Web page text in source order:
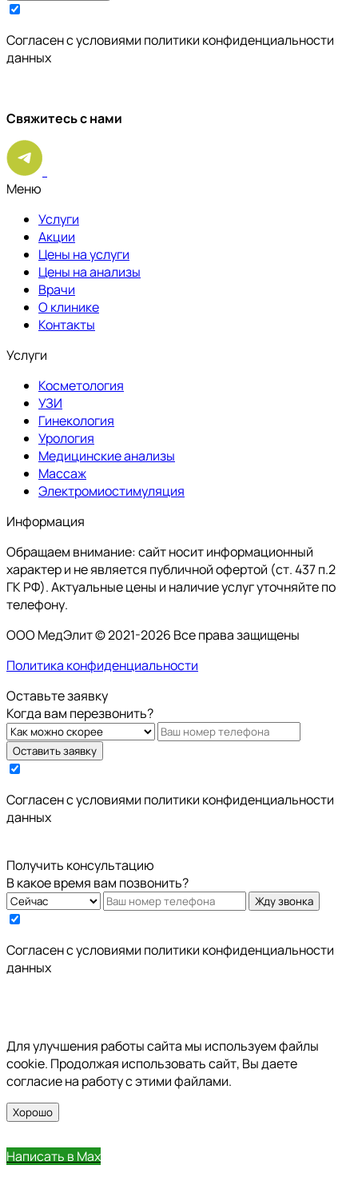
Согласен с условиями политики конфиденциальности
данных
Свяжитесь с нами
Меню
Услуги
Акции
Цены на услуги
Цены на анализы
Врачи
О клинике
Контакты
Услуги
Косметология
УЗИ
Гинекология
Урология
Медицинские анализы
Массаж
Электромиостимуляция
Информация
Обращаем внимание: сайт носит информационный
характер и не является публичной офертой (ст. 437 п.2
ГК РФ). Актуальные цены и наличие услуг уточняйте по
телефону.
ООО МедЭлит © 2021-2026 Все права защищены
Политика конфиденциальности
Оставьте заявку
Когда вам перезвонить?
Оставить заявку
Cогласен с условиями политики конфиденциальности
данных
Получить консультацию
В какое время вам позвонить?
Жду звонка
Cогласен с условиями политики конфиденциальности
данных
Для улучшения работы сайта мы используем файлы
cookie. Продолжая использовать сайт, Вы даете
согласие на работу с этими файлами.
Хорошо
Написать в Max